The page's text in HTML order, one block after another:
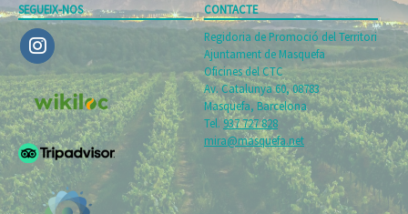
SEGUEIX-NOS
CONTACTE
Regidoria de Promoció del Territori
Ajuntament de Masquefa
Oficines del CTC
Av. Catalunya 60, 08783
Masquefa, Barcelona
Tel.937 727 828
mira@masquefa.net